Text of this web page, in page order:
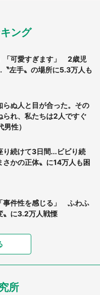
ング
「可愛すぎます」 2歳児
左手〟の場所に5.3万人も
らぬ人と目が合った。その
られ、私たちは2人ですぐ
性）
り続けて3日間...ビビり続
かの正体〟に14万人も困
事件性を感じる」 ふわふ
〟に3.2万人戦慄
いでしょう」高級旅館での
い息子に中年の男性客
）
あなたにこれをあげる」
所